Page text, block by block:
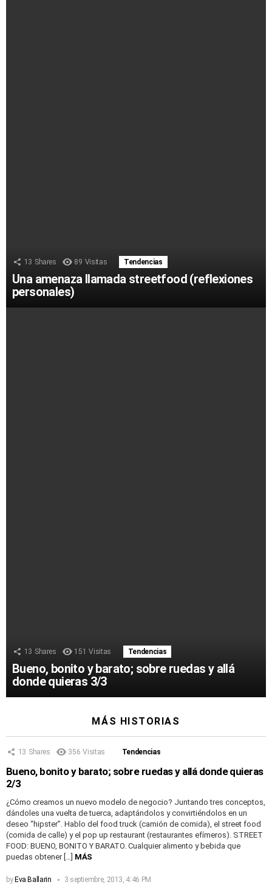
13 Shares 89 Visitas Tendencias
Una amenaza llamada streetfood (reflexiones
personales)
13 Shares 151 Visitas Tendencias
Bueno, bonito y barato; sobre ruedas y allá
donde quieras 3/3
MÁS HISTORIAS
13 Shares 356 Visitas Tendencias
Bueno, bonito y barato; sobre ruedas y allá donde quieras
2/3
¿Cómo creamos un nuevo modelo de negocio? Juntando tres conceptos,
dándoles una vuelta de tuerca, adaptándolos y convirtiéndolos en un
deseo “hipster”. Hablo del food truck (camión de comida), el street food
(comida de calle) y el pop up restaurant (restaurantes efímeros). STREET
FOOD: BUENO, BONITO Y BARATO. Cualquier alimento y bebida que
puedas obtener […] MÁS
by Eva Ballarin 3 septiembre, 2013, 4:46 PM